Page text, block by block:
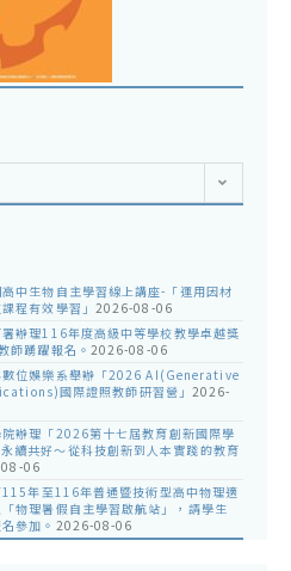
中生物自主學習線上講座-「運用因材
程有效學習」 2026-08-06
署辦理116年度高級中等學校教學卓越獎
師踴躍報名。 2026-08-06
數位娛樂系舉辦「2026 AI(Generative
國際證照教師研習營」 2026-
辦理「2026第十七屆教育創新國際學
續共好～從科技創新到人本實踐的教育
06
年至116年普通暨技術型高中物理適
物理暑假自主學習啟航站」，請學生
參加。 2026-08-06